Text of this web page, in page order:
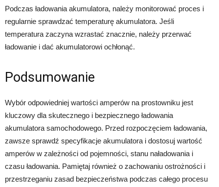
Podczas ładowania akumulatora, należy monitorować proces i
regularnie sprawdzać temperaturę akumulatora. Jeśli
temperatura zaczyna wzrastać znacznie, należy przerwać
ładowanie i dać akumulatorowi ochłonąć.
Podsumowanie
Wybór odpowiedniej wartości amperów na prostowniku jest
kluczowy dla skutecznego i bezpiecznego ładowania
akumulatora samochodowego. Przed rozpoczęciem ładowania,
zawsze sprawdź specyfikacje akumulatora i dostosuj wartość
amperów w zależności od pojemności, stanu naładowania i
czasu ładowania. Pamiętaj również o zachowaniu ostrożności i
przestrzeganiu zasad bezpieczeństwa podczas całego procesu